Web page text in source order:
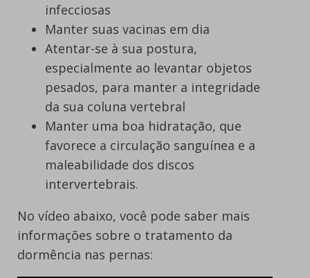
infecciosas
Manter suas vacinas em dia
Atentar-se à sua postura,
especialmente ao levantar objetos
pesados, para manter a integridade
da sua coluna vertebral
Manter uma boa hidratação, que
favorece a circulação sanguínea e a
maleabilidade dos discos
intervertebrais.
No vídeo abaixo, você pode saber mais
informações sobre o tratamento da
dormência nas pernas: